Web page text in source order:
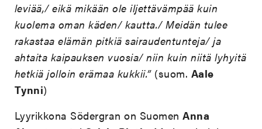
leviää,/ eikä mikään ole iljettävämpää kuin
kuolema oman käden/ kautta./ Meidän tulee
rakastaa elämän pitkiä sairaudentunteja/ ja
ahtaita kaipauksen vuosia/ niin kuin niitä lyhyitä
hetkiä jolloin erämaa kukkii.” (suom. Aale
Tynni)
Lyyrikkona Södergran on SuomenAnna